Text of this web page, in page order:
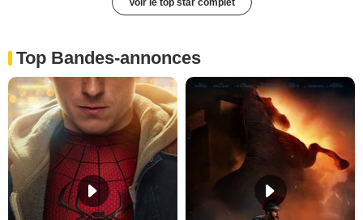
Top Bandes-annonces